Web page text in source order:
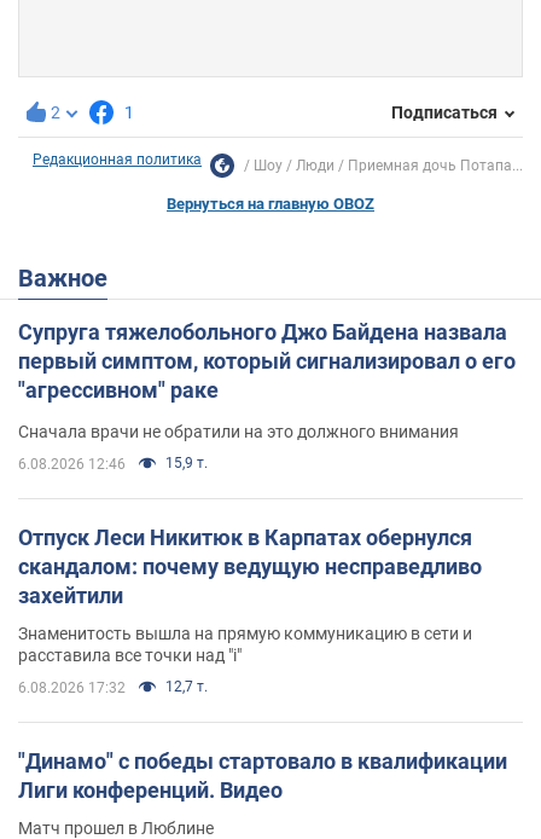
2 1 Подписаться
Редакционная политика Шоу Люди Приемная дочь Потапа...
Вернуться на главную OBOZ
Важное
Супруга тяжелобольного Джо Байдена назвала
первый симптом, который сигнализировал о его
"агрессивном" раке
Сначала врачи не обратили на это должного внимания
6.08.2026 12:46 15,9 т.
Отпуск Леси Никитюк в Карпатах обернулся
скандалом: почему ведущую несправедливо
захейтили
Знаменитость вышла на прямую коммуникацию в сети и
расставила все точки над "i"
6.08.2026 17:32 12,7 т.
"Динамо" с победы стартовало в квалификации
Лиги конференций. Видео
Матч прошел в Люблине